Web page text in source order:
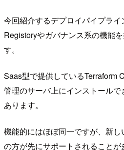
今回紹介するデプロイパイプラ
Registoryやガバナンス系の機能
す。
Saas型で提供しているTerraform
管理のサーバ上にインストール
あります。
機能的にはほぼ同一ですが、新
の方が先にサポートされることが